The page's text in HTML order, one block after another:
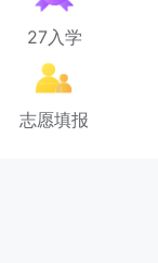
27入学
志愿填报